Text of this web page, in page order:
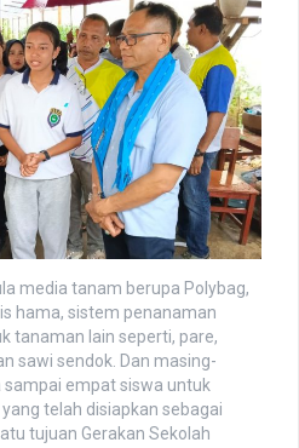
media tanam berupa Polybag,
hama, sistem penanaman
tanaman lain seperti, pare,
sawi sendok. Dan masing-
empat siswa untuk
telah disiapkan sebagai
tujuan Gerakan Sekolah